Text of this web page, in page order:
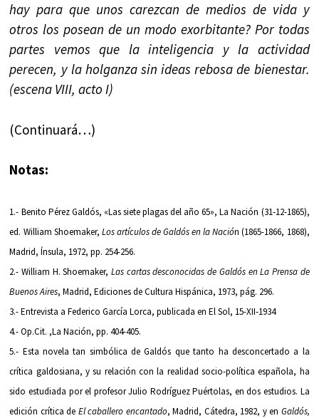
hay para que unos carezcan de medios de vida y
otros los posean de un modo exorbitante? Por todas
partes vemos que la inteligencia y la actividad
perecen, y la holganza sin ideas rebosa de bienestar.
(escena VIII, acto I)
(Continuará…)
Notas:
1.- Benito Pérez Galdós, «Las siete plagas del año 65», La Nación (31-12-1865),
ed. William Shoemaker, Los artículos de Galdós en la Nación (1865-1866, 1868),
Madrid, Ínsula, 1972, pp. 254-256.
2.- William H. Shoemaker,Las cartas desconocidas de Galdós en La Prensa de
Buenos Aires, Madrid, Ediciones de Cultura Hispánica, 1973, pág. 296.
3.- Entrevista a Federico García Lorca, publicada en El Sol, 15-XII-1934
4.- Op.Cit. ,La Nación, pp. 404-405.
5.- Esta novela tan simbólica de Galdós que tanto ha desconcertado a la
crítica galdosiana, y su relación con la realidad socio-política española, ha
sido estudiada por el profesor Julio Rodríguez Puértolas, en dos estudios. La
edición crítica de El caballero encantado, Madrid, Cátedra, 1982, y en Galdós,